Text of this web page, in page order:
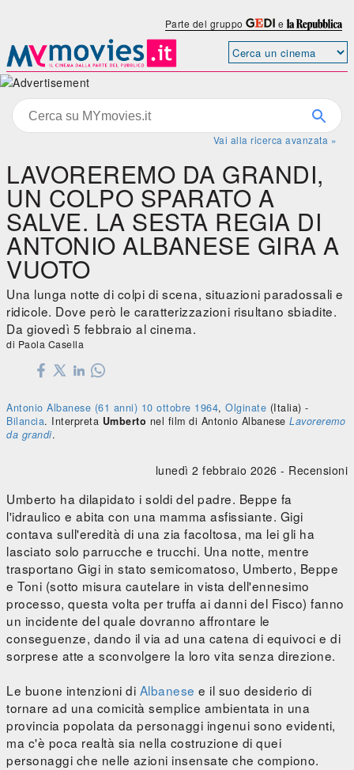
Parte del gruppo e
Vai alla ricerca avanzata »
LAVOREREMO DA GRANDI,
UN COLPO SPARATO A
SALVE. LA SESTA REGIA DI
ANTONIO ALBANESE GIRA A
VUOTO
Una lunga notte di colpi di scena, situazioni paradossali e
ridicole. Dove però le caratterizzazioni risultano sbiadite.
Da giovedì 5 febbraio al cinema.
di Paola Casella
Antonio Albanese (61 anni) 10 ottobre 1964, Olginate (Italia) -
Bilancia. Interpreta Umberto nel film di Antonio Albanese Lavoreremo
da grandi.
lunedì 2 febbraio 2026 - Recensioni
Umberto ha dilapidato i soldi del padre. Beppe fa
l'idraulico e abita con una mamma asfissiante. Gigi
contava sull'eredità di una zia facoltosa, ma lei gli ha
lasciato solo parrucche e trucchi. Una notte, mentre
trasportano Gigi in stato semicomatoso, Umberto, Beppe
e Toni (sotto misura cautelare in vista dell'ennesimo
processo, questa volta per truffa ai danni del Fisco) fanno
un incidente del quale dovranno affrontare le
conseguenze, dando il via ad una catena di equivoci e di
sorprese atte a sconvolgere la loro vita senza direzione.
Le buone intenzioni di Albanese e il suo desiderio di
tornare ad una comicità semplice ambientata in una
provincia popolata da personaggi ingenui sono evidenti,
ma c'è poca realtà sia nella costruzione di quei
personaggi che nelle azioni insensate che compiono.